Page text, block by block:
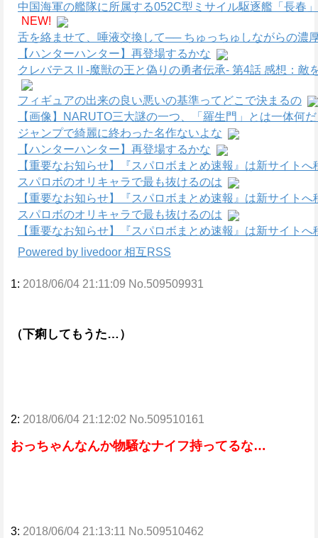
中国海軍の艦隊に所属する052C型ミサイル駆逐艦「長春
NEW!
舌を絡ませて、唾液交換して── ちゅっちゅしながらの濃
【ハンターハンター】再登場するかな
クレバテスⅡ-魔獣の王と偽りの勇者伝承- 第4話 感想：敵
フィギュアの出来の良い悪いの基準ってどこで決まるの
【画像】NARUTO三大謎の一つ、「羅生門」とは一体何
ジャンプで綺麗に終わった名作ないよな
【ハンターハンター】再登場するかな
【重要なお知らせ】『スパロボまとめ速報』は新サイトへ
スパロボのオリキャラで最も抜けるのは
【重要なお知らせ】『スパロボまとめ速報』は新サイトへ
スパロボのオリキャラで最も抜けるのは
【重要なお知らせ】『スパロボまとめ速報』は新サイトへ
Powered by livedoor 相互RSS
1: 2018/06/04 21:11:09 No.509509931
（下痢してもうた…）
2: 2018/06/04 21:12:02 No.509510161
おっちゃんなんか物騒なナイフ持ってるな…
3: 2018/06/04 21:13:11 No.509510462